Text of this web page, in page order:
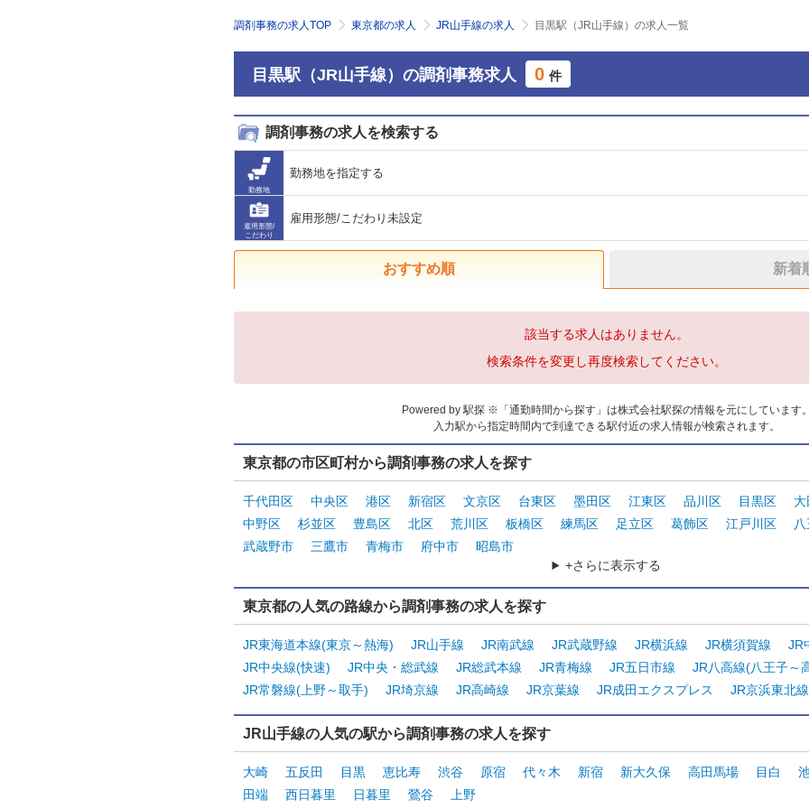
調剤事務の求人TOP 東京都の求人 JR山手線の求人 目黒駅（JR山手線）の求人一覧
目黒駅（JR山手線）の調剤事務求人 0 件
調剤事務の求人を検索する
勤務地
勤務地を指定する
雇用形態/
こだわり
雇用形態/こだわり未設定
おすすめ順 新着
該当する求人はありません。
検索条件を変更し再度検索してください。
Powered by 駅探 ※「通勤時間から探す」は株式会社駅探の情報を元にしています
入力駅から指定時間内で到達できる駅付近の求人情報が検索されます。
東京都の市区町村から調剤事務の求人を探す
千代田区 中央区 港区 新宿区 文京区 台東区 墨田区 江東区 品川区 目黒区
中野区
杉並区 豊島区 北区 荒川区 板橋区 練馬区 足立区 葛飾区 江戸川区
武蔵野市
三鷹市 青梅市 府中市
昭島市
+さらに表示する
東京都の人気の路線から調剤事務の求人を探す
JR東海道本線(東京～熱海) JR山手線 JR南武線 JR武蔵野線 JR横浜線 JR横須賀線
JR
JR中央線(快速)
JR中央・総武線 JR総武本線 JR青梅線 JR五日市線
JR八高線(八王子～
JR常磐線(上野～取手)
JR埼京線 JR高崎線 JR京葉線 JR成田エクスプレス JR京浜東北線
JR山手線の人気の駅から調剤事務の求人を探す
大崎 五反田 目黒 恵比寿 渋谷 原宿 代々木 新宿 新大久保 高田馬場 目白
田端
西日暮里 日暮里 鶯谷 上野